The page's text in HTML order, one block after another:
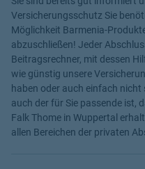
Versicherungsschutz Sie
Möglichkeit Barmenia-
abzuschließen! Jeder
Beitragsrechner, mit dessen
wie günstig unsere
haben oder auch einfach nicht
auch der für Sie passende ist,
Falk Thome in Wuppertal
allen Bereichen der privaten